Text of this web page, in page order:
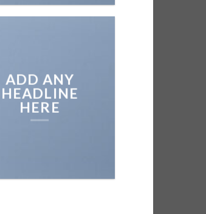
ON THE
BROWSE
ADD ANY
HEADLINE
HERE